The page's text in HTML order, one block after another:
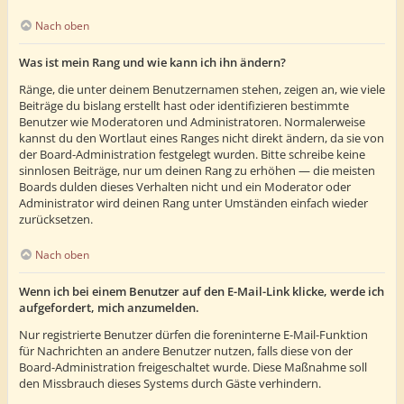
Nach oben
Was ist mein Rang und wie kann ich ihn ändern?
Ränge, die unter deinem Benutzernamen stehen, zeigen an, wie viele
Beiträge du bislang erstellt hast oder identifizieren bestimmte
Benutzer wie Moderatoren und Administratoren. Normalerweise
kannst du den Wortlaut eines Ranges nicht direkt ändern, da sie von
der Board-Administration festgelegt wurden. Bitte schreibe keine
sinnlosen Beiträge, nur um deinen Rang zu erhöhen — die meisten
Boards dulden dieses Verhalten nicht und ein Moderator oder
Administrator wird deinen Rang unter Umständen einfach wieder
zurücksetzen.
Nach oben
Wenn ich bei einem Benutzer auf den E-Mail-Link klicke, werde ich
aufgefordert, mich anzumelden.
Nur registrierte Benutzer dürfen die foreninterne E-Mail-Funktion
für Nachrichten an andere Benutzer nutzen, falls diese von der
Board-Administration freigeschaltet wurde. Diese Maßnahme soll
den Missbrauch dieses Systems durch Gäste verhindern.